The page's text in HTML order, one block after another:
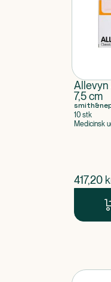
Allevyn
7,5 cm
10 stk
Medicinsk
$
417,20